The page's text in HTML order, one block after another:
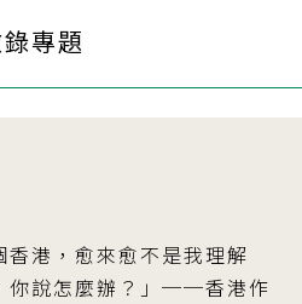
專題
香港，愈來愈不是我理解
你說怎麼辦？」──香港作